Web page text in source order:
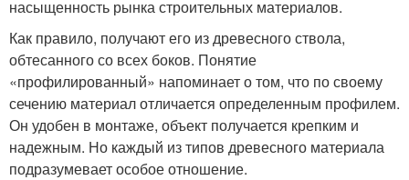
насыщенность рынка строительных материалов.
Как правило, получают его из древесного ствола,
обтесанного со всех боков. Понятие
«профилированный» напоминает о том, что по своему
сечению материал отличается определенным профилем.
Он удобен в монтаже, объект получается крепким и
надежным. Но каждый из типов древесного материала
подразумевает особое отношение.